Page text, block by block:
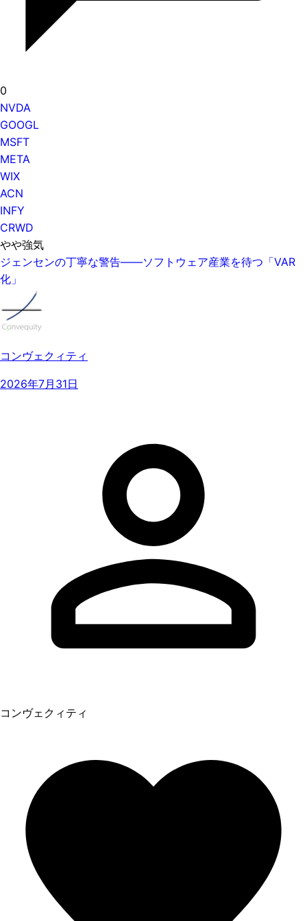
0
NVDA
GOOGL
MSFT
META
WIX
ACN
INFY
CRWD
やや強気
ジェンセンの丁寧な警告——ソフトウェア産業を待つ「VAR
化」
コンヴェクィティ
2026年7月31日
コンヴェクィティ